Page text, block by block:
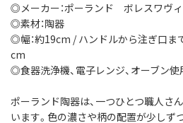
◎メーカー：ポーランド ボレスワヴィ
◎素材：陶器
◎幅：約19cm / ハンドルから注ぎ口ま
cm
◎食器洗浄機、電子レンジ、オーブン使
ポーランド陶器は、一つひとつ職人さ
います。色の濃さや柄の配置が少しず